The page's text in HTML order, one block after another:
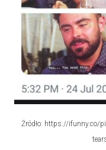
Źródło: https://ifunny.co/